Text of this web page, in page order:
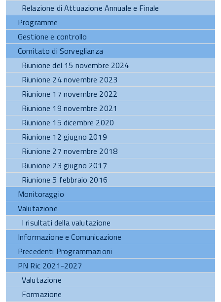
Relazione di Attuazione Annuale e Finale
Programme
Gestione e controllo
Comitato di Sorveglianza
Riunione del 15 novembre 2024
Riunione 24 novembre 2023
Riunione 17 novembre 2022
Riunione 19 novembre 2021
Riunione 15 dicembre 2020
Riunione 12 giugno 2019
Riunione 27 novembre 2018
Riunione 23 giugno 2017
Riunione 5 febbraio 2016
Monitoraggio
Valutazione
I risultati della valutazione
Informazione e Comunicazione
Precedenti Programmazioni
PN Ric 2021-2027
Valutazione
Formazione